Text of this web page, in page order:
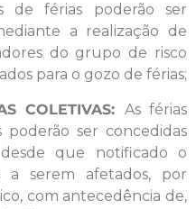
de férias poderão ser
a realização de
do grupo de risco
para o gozo de férias;
COLETIVAS: As férias
poderão ser concedidas
que notificado o
a serem afetados, por
com antecedência de,